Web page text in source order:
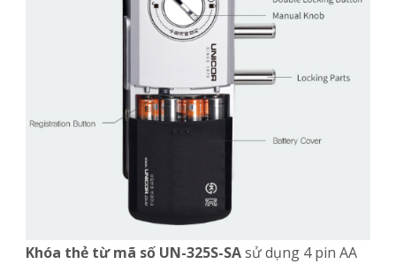
Khóa thẻ từ mã số UN-325S-SAsử dụng 4 pin AA